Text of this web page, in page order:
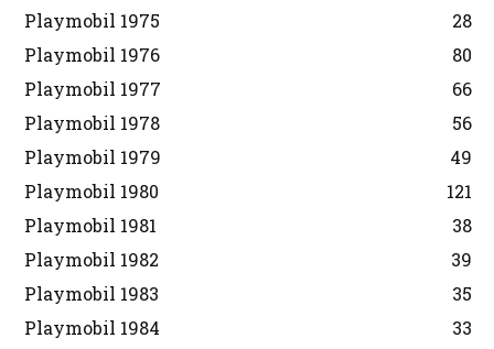
Playmobil 1975
28
Playmobil 1976
80
Playmobil 1977
66
Playmobil 1978
56
Playmobil 1979
49
Playmobil 1980
121
Playmobil 1981
38
Playmobil 1982
39
Playmobil 1983
35
Playmobil 1984
33